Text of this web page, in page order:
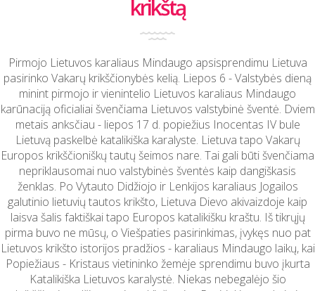
krikštą
Pirmojo Lietuvos karaliaus Mindaugo apsisprendimu Lietuva
pasirinko Vakarų krikščionybės kelią. Liepos 6 - Valstybės dieną
minint pirmojo ir vienintelio Lietuvos karaliaus Mindaugo
karūnaciją oficialiai švenčiama Lietuvos valstybinė šventė. Dviem
metais anksčiau - liepos 17 d. popiežius Inocentas IV bule
Lietuvą paskelbė katalikiška karalyste. Lietuva tapo Vakarų
Europos krikščioniškų tautų šeimos nare. Tai gali būti švenčiama
nepriklausomai nuo valstybinės šventės kaip dangiškasis
ženklas. Po Vytauto Didžiojo ir Lenkijos karaliaus Jogailos
galutinio lietuvių tautos krikšto, Lietuva Dievo akivaizdoje kaip
laisva šalis faktiškai tapo Europos katalikišku kraštu. Iš tikrųjų
pirma buvo ne mūsų, o Viešpaties pasirinkimas, įvykęs nuo pat
Lietuvos krikšto istorijos pradžios - karaliaus Mindaugo laikų, kai
Popiežiaus - Kristaus vietininko žemėje sprendimu buvo įkurta
Katalikiška Lietuvos karalystė. Niekas nebegalėjo šio